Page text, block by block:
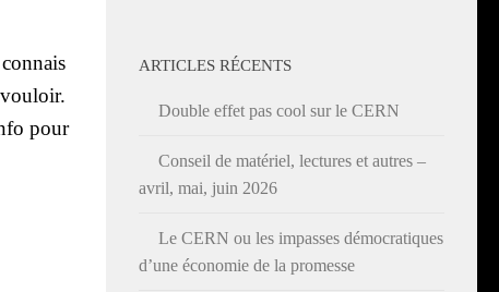
vou­loir.
pour
ARTICLES RÉCENTS
Double effet pas cool sur le CERN
Conseil de matériel, lectures et autres –
avril, mai, juin 2026
Le CERN ou les impasses démocratiques
d’une économie de la promesse